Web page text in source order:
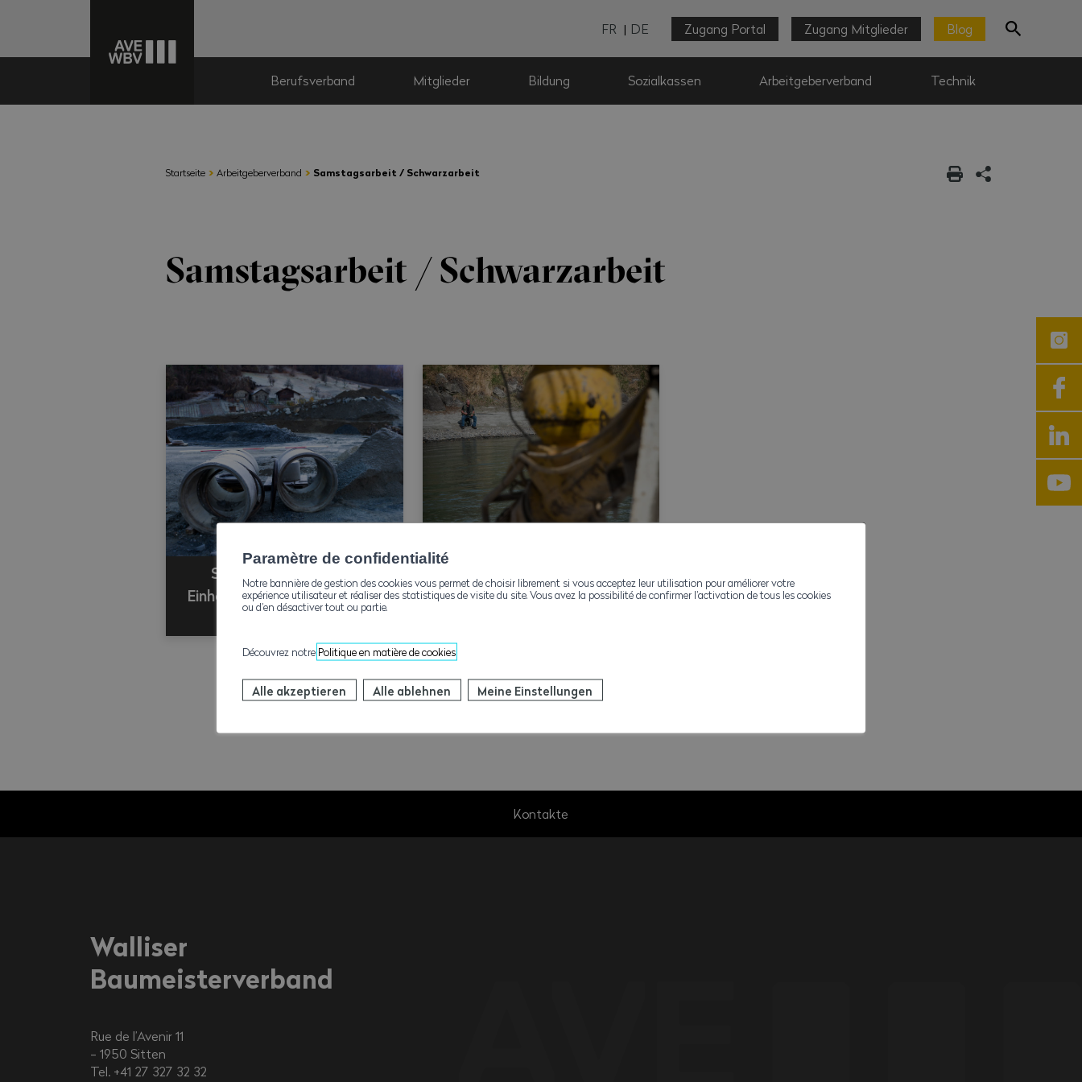
FR DE Zugang Portal Zugang Mitglieder Blog
Berufsverband Mitglieder Bildung Sozialkassen Arbeitgeberverband Technik
Startseite › Arbeitgeberverband › Samstagsarbeit / Schwarzarbeit
Samstagsarbeit / Schwarzarbeit
Samstagsarbeit und
Einhaltung der GAV auf den
Schwarzarbeit
Kontakte
Walliser
Baumeisterverband
Rue de l’Avenir 11
1950 Sitten
Tel. +41 27 327 32 32
Paramètre de confidentialité
Notre bannière de gestion des cookies vous permet de choisir librement si vous acceptez leur utilisation pour améliorer votre
expérience utilisateur et réaliser des statistiques de visite du site. Vous avez la possibilité de confirmer l’activation de tous les cookies
ou d’en désactiver tout ou partie.
Découvrez notre Politique en matière de cookies
Alle akzeptieren Alle ablehnen Meine Einstellungen